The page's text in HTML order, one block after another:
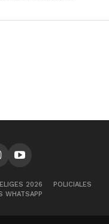
2026
POLICIALES
WHATSAPP